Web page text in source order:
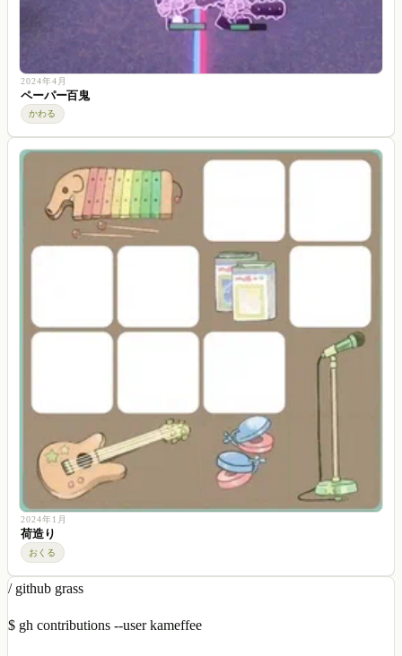
2024年4月
ペーパー百鬼
かわる
2024年1月
荷造り
おくる
/ github grass
$ gh contributions --user kameffee